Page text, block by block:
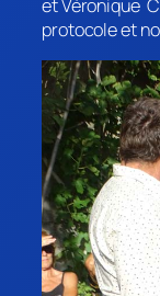
et Véronique
protocole et